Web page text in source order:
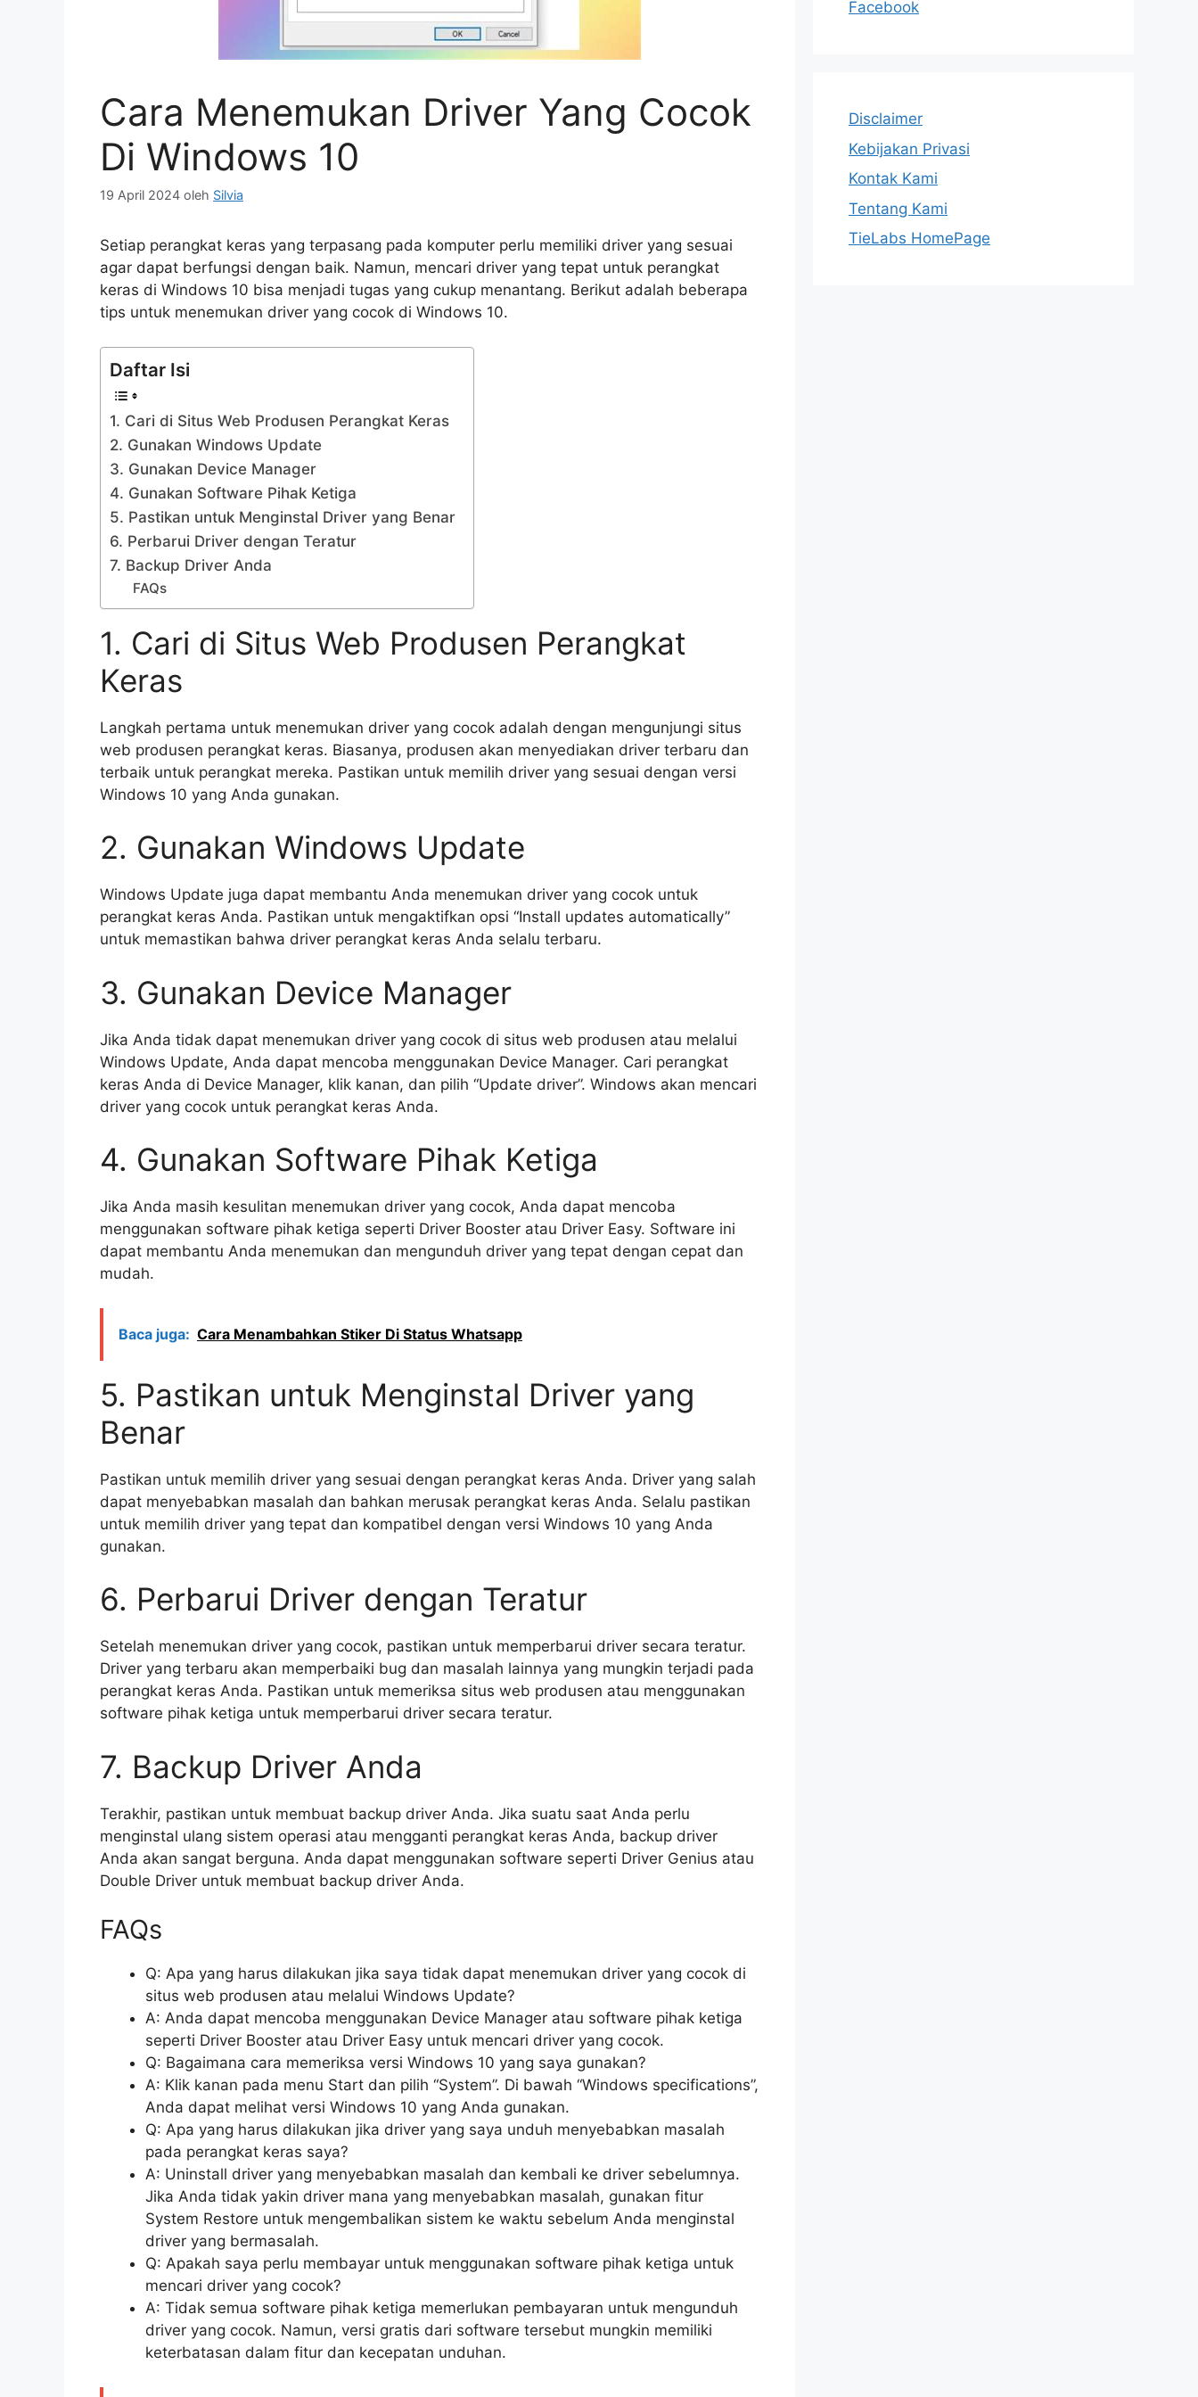
Cara Menemukan Driver Yang Cocok
Di Windows 10
19 April 2024 oleh Silvia
Setiap perangkat keras yang terpasang pada komputer perlu memiliki driver yang sesuai
agar dapat berfungsi dengan baik. Namun, mencari driver yang tepat untuk perangkat
keras di Windows 10 bisa menjadi tugas yang cukup menantang. Berikut adalah beberapa
tips untuk menemukan driver yang cocok di Windows 10.
Daftar Isi
1. Cari di Situs Web Produsen Perangkat Keras
2. Gunakan Windows Update
3. Gunakan Device Manager
4. Gunakan Software Pihak Ketiga
5. Pastikan untuk Menginstal Driver yang Benar
6. Perbarui Driver dengan Teratur
7. Backup Driver Anda
FAQs
1. Cari di Situs Web Produsen Perangkat
Keras
Langkah pertama untuk menemukan driver yang cocok adalah dengan mengunjungi situs
web produsen perangkat keras. Biasanya, produsen akan menyediakan driver terbaru dan
terbaik untuk perangkat mereka. Pastikan untuk memilih driver yang sesuai dengan versi
Windows 10 yang Anda gunakan.
2. Gunakan Windows Update
Windows Update juga dapat membantu Anda menemukan driver yang cocok untuk
perangkat keras Anda. Pastikan untuk mengaktifkan opsi “Install updates automatically”
untuk memastikan bahwa driver perangkat keras Anda selalu terbaru.
3. Gunakan Device Manager
Jika Anda tidak dapat menemukan driver yang cocok di situs web produsen atau melalui
Windows Update, Anda dapat mencoba menggunakan Device Manager. Cari perangkat
keras Anda di Device Manager, klik kanan, dan pilih “Update driver”. Windows akan mencari
driver yang cocok untuk perangkat keras Anda.
4. Gunakan Software Pihak Ketiga
Jika Anda masih kesulitan menemukan driver yang cocok, Anda dapat mencoba
menggunakan software pihak ketiga seperti Driver Booster atau Driver Easy. Software ini
dapat membantu Anda menemukan dan mengunduh driver yang tepat dengan cepat dan
mudah.
Baca juga: Cara Menambahkan Stiker Di Status Whatsapp
5. Pastikan untuk Menginstal Driver yang
Benar
Pastikan untuk memilih driver yang sesuai dengan perangkat keras Anda. Driver yang salah
dapat menyebabkan masalah dan bahkan merusak perangkat keras Anda. Selalu pastikan
untuk memilih driver yang tepat dan kompatibel dengan versi Windows 10 yang Anda
gunakan.
6. Perbarui Driver dengan Teratur
Setelah menemukan driver yang cocok, pastikan untuk memperbarui driver secara teratur.
Driver yang terbaru akan memperbaiki bug dan masalah lainnya yang mungkin terjadi pada
perangkat keras Anda. Pastikan untuk memeriksa situs web produsen atau menggunakan
software pihak ketiga untuk memperbarui driver secara teratur.
7. Backup Driver Anda
Terakhir, pastikan untuk membuat backup driver Anda. Jika suatu saat Anda perlu
menginstal ulang sistem operasi atau mengganti perangkat keras Anda, backup driver
Anda akan sangat berguna. Anda dapat menggunakan software seperti Driver Genius atau
Double Driver untuk membuat backup driver Anda.
FAQs
Q: Apa yang harus dilakukan jika saya tidak dapat menemukan driver yang cocok di
situs web produsen atau melalui Windows Update?
A: Anda dapat mencoba menggunakan Device Manager atau software pihak ketiga
seperti Driver Booster atau Driver Easy untuk mencari driver yang cocok.
Q: Bagaimana cara memeriksa versi Windows 10 yang saya gunakan?
A: Klik kanan pada menu Start dan pilih “System”. Di bawah “Windows specifications”,
Anda dapat melihat versi Windows 10 yang Anda gunakan.
Q: Apa yang harus dilakukan jika driver yang saya unduh menyebabkan masalah
pada perangkat keras saya?
A: Uninstall driver yang menyebabkan masalah dan kembali ke driver sebelumnya.
Jika Anda tidak yakin driver mana yang menyebabkan masalah, gunakan fitur
System Restore untuk mengembalikan sistem ke waktu sebelum Anda menginstal
driver yang bermasalah.
Q: Apakah saya perlu membayar untuk menggunakan software pihak ketiga untuk
mencari driver yang cocok?
A: Tidak semua software pihak ketiga memerlukan pembayaran untuk mengunduh
driver yang cocok. Namun, versi gratis dari software tersebut mungkin memiliki
keterbatasan dalam fitur dan kecepatan unduhan.
Facebook
Disclaimer
Kebijakan Privasi
Kontak Kami
Tentang Kami
TieLabs HomePage